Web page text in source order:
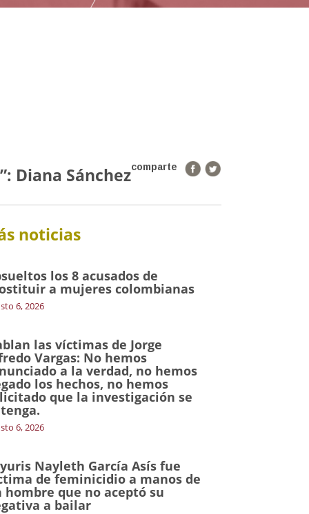
comparte
Diana Sánchez
noticias
los 8 acusados de
a mujeres colombianas
6, 2026
las víctimas de Jorge
Vargas: No hemos
a la verdad, no hemos
los hechos, no hemos
que la investigación se
6, 2026
Nayleth García Asís fue
de feminicidio a manos de
hombre que no aceptó su
a bailar